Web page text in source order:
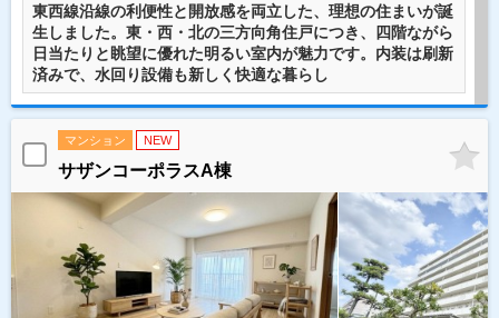
東西線沿線の利便性と開放感を両立した、理想の住まいが誕
生しました。東・西・北の三方向角住戸につき、四階ながら
日当たりと眺望に優れた明るい室内が魅力です。内装は刷新
済みで、水回り設備も新しく快適な暮らし
マンション NEW
サザンコーポラスA棟